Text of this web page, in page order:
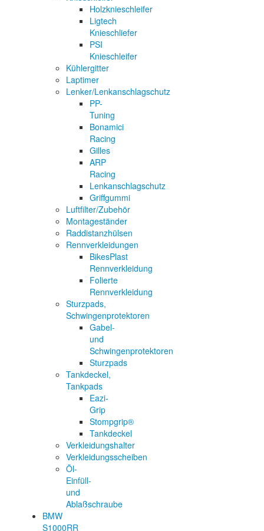
Holzknieschleifer
Ligtech
Knieschliefer
PSI
Knieschleifer
Kühlergitter
Laptimer
Lenker/Lenkanschlagschutz
PP-
Tuning
Bonamici
Racing
Gilles
ARP
Racing
Lenkanschlagschutz
Griffgummi
Luftfilter/Zubehör
Montageständer
Raddistanzhülsen
Rennverkleidungen
BikesPlast
Rennverkleidung
Folierte
Rennverkleidung
Sturzpads,
Schwingenprotektoren
Gabel-
und
Schwingenprotektoren
Sturzpads
Tankdeckel,
Tankpads
Eazi-
Grip
Stompgrip®
Tankdeckel
Verkleidungshalter
Verkleidungsscheiben
Öl-
Einfüll-
und
Ablaßschraube
BMW
S1000RR